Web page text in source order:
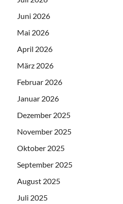
Juni 2026
Mai 2026
April 2026
März 2026
Februar 2026
Januar 2026
Dezember 2025
November 2025
Oktober 2025
September 2025
August 2025
Juli 2025